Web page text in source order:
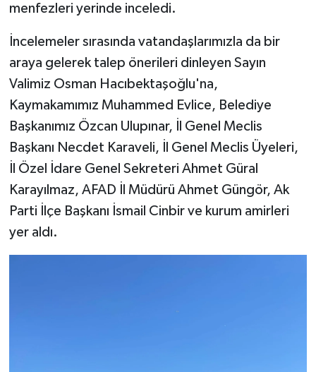
menfezleri yerinde inceledi.
İncelemeler sırasında vatandaşlarımızla da bir
araya gelerek talep önerileri dinleyen Sayın
Valimiz Osman Hacıbektaşoğlu'na,
Kaymakamımız Muhammed Evlice, Belediye
Başkanımız Özcan Ulupınar, İl Genel Meclis
Başkanı Necdet Karaveli, İl Genel Meclis Üyeleri,
İl Özel İdare Genel Sekreteri Ahmet Güral
Karayılmaz, AFAD İl Müdürü Ahmet Güngör, Ak
Parti İlçe Başkanı İsmail Cinbir ve kurum amirleri
yer aldı.